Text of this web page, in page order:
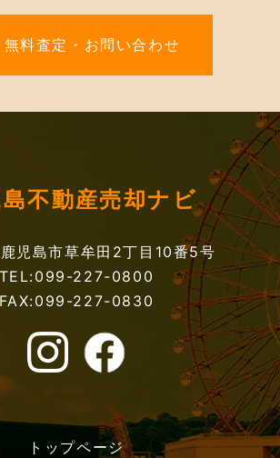
無料査定・お問い合わせ
不動産売却ナビ
児島市草牟田2丁目10番5号
TEL:099-227-0800
FAX:099-227-0830
トップページ